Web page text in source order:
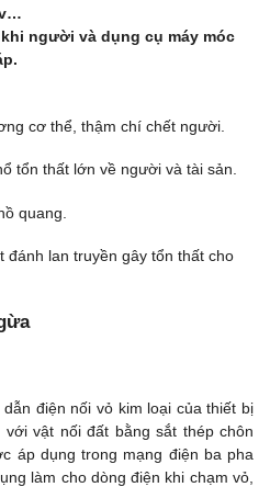
người và dụng cụ máy móc
cơ thể, thậm chí chết người.
tổn thất lớn về người và tài sản.
quang.
đánh lan truyền gây tổn thất cho
điện nối vỏ kim loại của thiết bị
vật nối đất bằng sắt thép chôn
áp dụng trong mạng điện ba pha
làm cho dòng điện khi chạm vỏ,